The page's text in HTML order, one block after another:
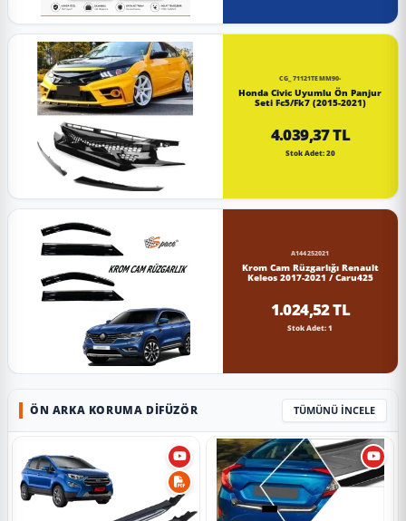
CG_71121TEMM90-
Honda Civic Uyumlu Ön Panjur
Seti Fc5/Fk7 (2015-2021)
4.039,37 TL
Stok Adet: 20
A144252021
Krom Cam Rüzgarlığı Renault
Keleos 2017-2021 / Caru425
1.024,52 TL
Stok Adet: 1
ÖN ARKA KORUMA DIFÜZÖR TÜMÜNÜ İNCELE